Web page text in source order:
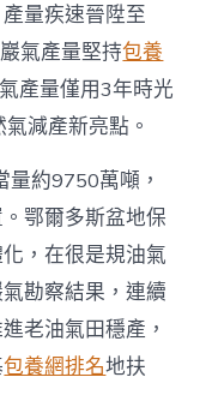
量疾速晉陞至
氣產量堅持包養
產量僅用3年時光
減產新亮點。
約9750萬噸，
鄂爾多斯盆地保
，在很是規油氣
勘察結果，連續
老油氣田穩產，
包養網排名地扶